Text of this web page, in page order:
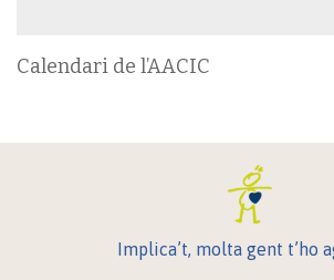
Calendari de l’AACIC
Implica’t, molta gent t’ho